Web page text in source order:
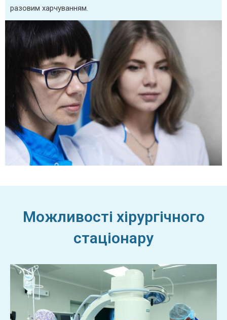
разовим харчуванням.
Можливості хірургічного
стаціонару